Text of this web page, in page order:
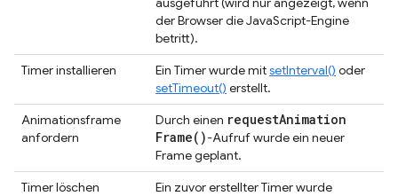
der Browser die JavaScript-Engine
betritt).
Timer installieren
Ein Timer wurde mitsetInterval() oder
setTimeout() erstellt.
Animationsframe
anfordern
Durch einen requestAnimation
Frame( )-Aufruf wurde ein neuer
Frame geplant.
Timer löschen
Ein zuvor erstellter Timer wurde